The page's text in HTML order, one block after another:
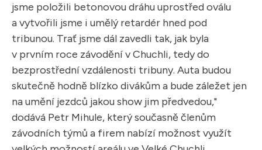
jsme položili betonovou dráhu uprostřed oválu
a vytvořili jsme i umělý retardér hned pod
tribunou. Trať jsme dál zavedli tak, jak byla
v prvním roce závodění v Chuchli, tedy do
bezprostřední vzdálenosti tribuny. Auta budou
skutečně hodně blízko divákům a bude záležet jen
na umění jezdců jakou show jim předvedou,"
dodává Petr Mihule, který současně členům
závodních týmů a firem nabízí možnost využít